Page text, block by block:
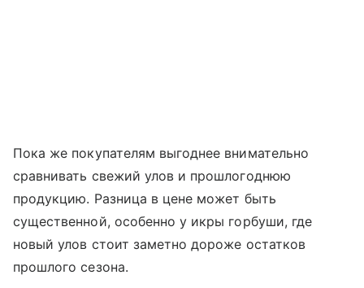
Пока же покупателям выгоднее внимательно
сравнивать свежий улов и прошлогоднюю
продукцию. Разница в цене может быть
существенной, особенно у икры горбуши, где
новый улов стоит заметно дороже остатков
прошлого сезона.